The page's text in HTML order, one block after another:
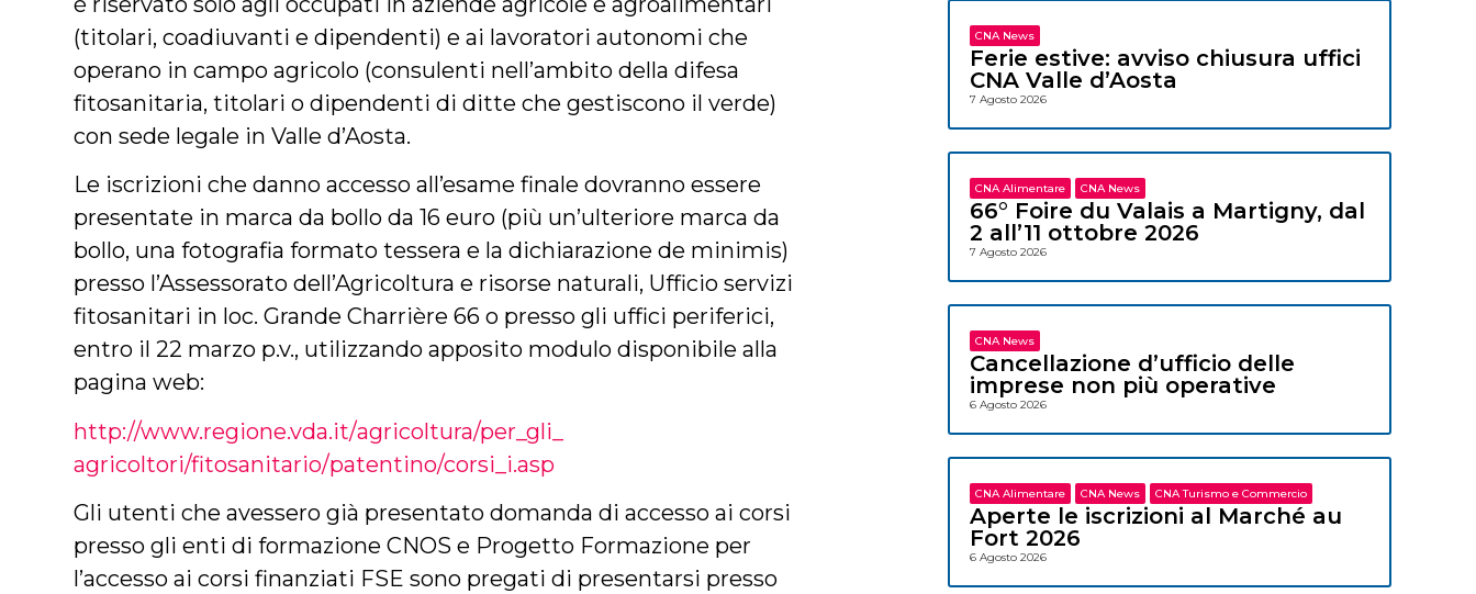
(titolari, coadiuvanti e dipendenti) e ai lavoratori autonomi che
operano in campo agricolo (consulenti nell’ambito della difesa
fitosanitaria, titolari o dipendenti di ditte che gestiscono il verde)
con sede legale in Valle d’Aosta.
Le iscrizioni che danno accesso all’esame finale dovranno essere
presentate in marca da bollo da 16 euro (più un’ulteriore marca da
bollo, una fotografia formato tessera e la dichiarazione de minimis)
presso l’Assessorato dell’Agricoltura e risorse naturali, Ufficio servizi
fitosanitari in loc. Grande Charrière 66 o presso gli uffici periferici,
entro il 22 marzo p.v., utilizzando apposito modulo disponibile alla
pagina web:
http://www.regione.vda.it/agricoltura/per_gli_
agricoltori/fitosanitario/patentino/corsi_i.asp
Gli utenti che avessero già presentato domanda di accesso ai corsi
presso gli enti di formazione CNOS e Progetto Formazione per
l’accesso ai corsi finanziati FSE sono pregati di presentarsi presso
CNA News
Ferie estive: avviso chiusura uffici
CNA Valle d’Aosta
7 Agosto 2026
CNA Alimentare CNA News
66° Foire du Valais a Martigny, dal
2 all’11 ottobre 2026
7 Agosto 2026
CNA News
Cancellazione d’ufficio delle
imprese non più operative
6 Agosto 2026
CNA Alimentare CNA News CNA Turismo e Commercio
Aperte le iscrizioni al Marché au
Fort 2026
6 Agosto 2026